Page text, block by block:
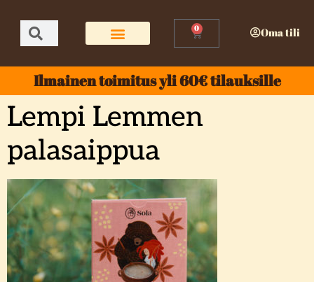
0 Oma tili
Ilmainen toimitus yli 60€ tilauksille
Lempi Lemmen
palasaippua